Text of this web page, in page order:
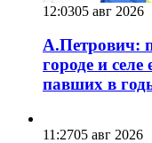
12:0305 авг 2026
А.Петрович:
городе и селе
павших в
11:2705 авг 2026